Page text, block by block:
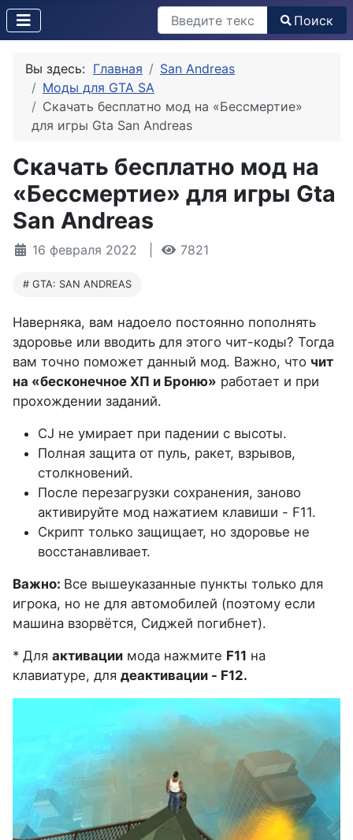
Поиск Поиск
Вы здесь: Главная
San Andreas
Моды для GTA SA
Скачать бесплатно мод на «Бессмертие»
для игры Gta San Andreas
Скачать бесплатно мод на
«Бессмертие» для игры Gta
San Andreas
16 февраля 2022 7821
GTA: SAN ANDREAS
Наверняка, вам надоело постоянно пополнять
здоровье или вводить для этого чит-коды? Тогда
вам точно поможет данный мод. Важно, что чит
на «бесконечное ХП и Броню» работает и при
прохождении заданий.
CJ не умирает при падении с высоты.
Полная защита от пуль, ракет, взрывов,
столкновений.
После перезагрузки сохранения, заново
активируйте мод нажатием клавиши - F11.
Скрипт только защищает, но здоровье не
восстанавливает.
Важно: Все вышеуказанные пункты только для
игрока, но не для автомобилей (поэтому если
машина взорвётся, Сиджей погибнет).
* Для активации мода нажмите F11 на
клавиатуре, для деактивации - F12.